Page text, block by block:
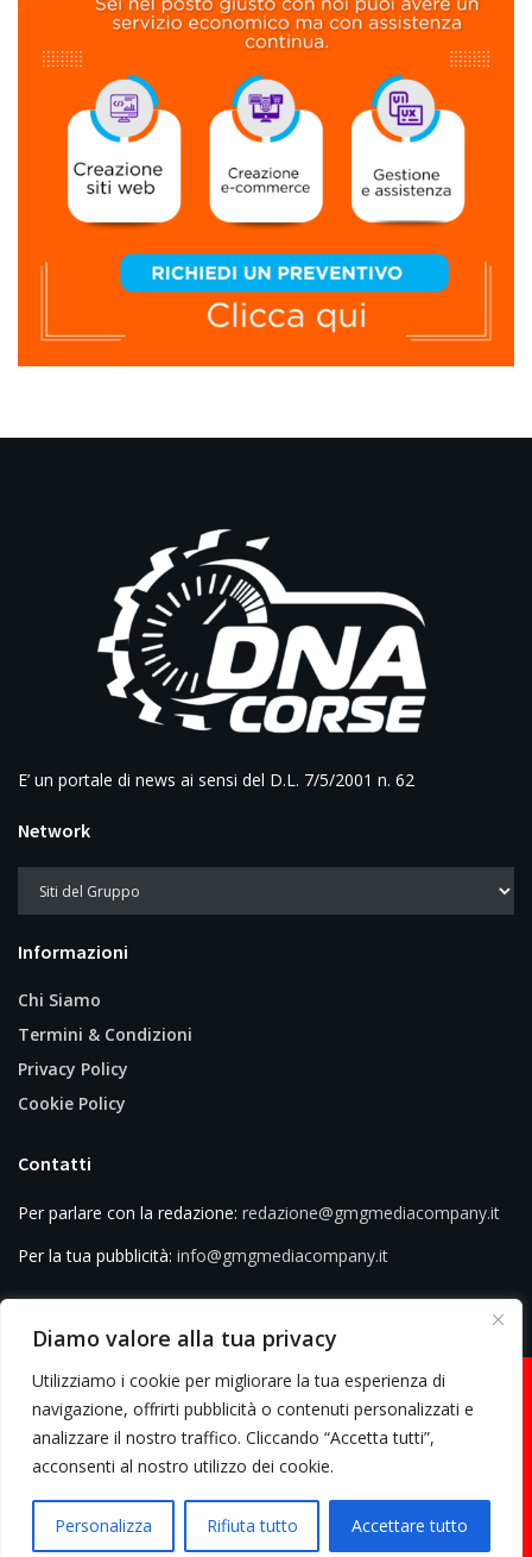
Diamo valore alla tua privacy
Utilizziamo i cookie per migliorare la tua esperienza di
navigazione, offrirti pubblicità o contenuti personalizzati e
analizzare il nostro traffico. Cliccando “Accetta tutti”,
acconsenti al nostro utilizzo dei cookie.
Personalizza Rifiuta tutto Accettare tutto
E’ un portale di news ai sensi del D.L. 7/5/2001 n. 62
Network
Informazioni
Chi Siamo
Termini & Condizioni
Privacy Policy
Cookie Policy
Contatti
Per parlare con la redazione: redazione@gmgmediacompany.it
Per la tua pubblicità: info@gmgmediacompany.it
03234710642 | C.F: MSSGLC89D15L483O | REA: AV - 313130 | Domicilio
digitale: gmgmediacompany@pec.it